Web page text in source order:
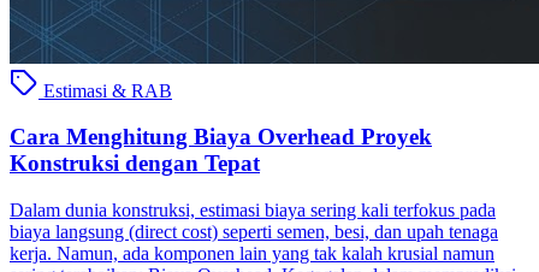
Estimasi & RAB
Cara Menghitung Biaya Overhead Proyek
Konstruksi dengan Tepat
Dalam dunia konstruksi, estimasi biaya sering kali terfokus pada
biaya langsung (direct cost) seperti semen, besi, dan upah tenaga
kerja. Namun, ada komponen lain yang tak kalah krusial namun